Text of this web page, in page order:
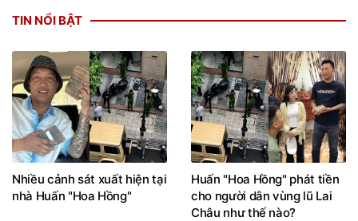
TIN NỔI BẬT
Nhiều cảnh sát xuất hiện tại
nhà Huấn "Hoa Hồng"
Huấn "Hoa Hồng" phát tiền
cho người dân vùng lũ Lai
Châu như thế nào?